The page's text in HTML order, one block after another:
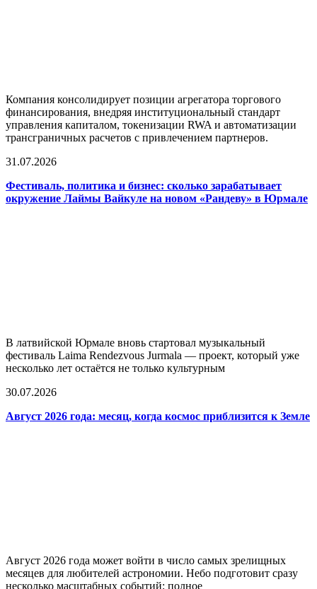
Компания консолидирует позиции агрегатора торгового
финансирования, внедряя институциональный стандарт
управления капиталом, токенизации RWA и автоматизации
трансграничных расчетов с привлечением партнеров.
31.07.2026
Фестиваль, политика и бизнес: сколько зарабатывает
окружение Лаймы Вайкуле на новом «Рандеву» в Юрмале
В латвийской Юрмале вновь стартовал музыкальный
фестиваль Laima Rendezvous Jurmala — проект, который уже
несколько лет остаётся не только культурным
30.07.2026
Август 2026 года: месяц, когда космос приблизится к Земле
Август 2026 года может войти в число самых зрелищных
месяцев для любителей астрономии. Небо подготовит сразу
несколько масштабных событий: полное